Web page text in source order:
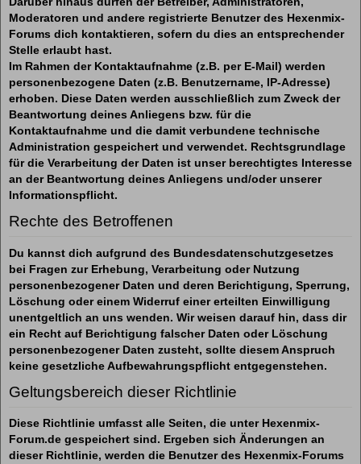
Moderatoren und andere registrierte Benutzer des Hexenmix-
Forums dich kontaktieren, sofern du dies an entsprechender
Stelle erlaubt hast.
Im Rahmen der Kontaktaufnahme (z.B. per E-Mail) werden
personenbezogene Daten (z.B. Benutzername, IP-Adresse)
erhoben. Diese Daten werden ausschließlich zum Zweck der
Beantwortung deines Anliegens bzw. für die
Kontaktaufnahme und die damit verbundene technische
Administration gespeichert und verwendet. Rechtsgrundlage
für die Verarbeitung der Daten ist unser berechtigtes Interesse
an der Beantwortung deines Anliegens und/oder unserer
Informationspflicht.
Rechte des Betroffenen
Du kannst dich aufgrund des Bundesdatenschutzgesetzes
bei Fragen zur Erhebung, Verarbeitung oder Nutzung
personenbezogener Daten und deren Berichtigung, Sperrung,
Löschung oder einem Widerruf einer erteilten Einwilligung
unentgeltlich an uns wenden. Wir weisen darauf hin, dass dir
ein Recht auf Berichtigung falscher Daten oder Löschung
personenbezogener Daten zusteht, sollte diesem Anspruch
keine gesetzliche Aufbewahrungspflicht entgegenstehen.
Geltungsbereich dieser Richtlinie
Diese Richtlinie umfasst alle Seiten, die unter Hexenmix-
Forum.de gespeichert sind. Ergeben sich Änderungen an
dieser Richtlinie, werden die Benutzer des Hexenmix-Forums